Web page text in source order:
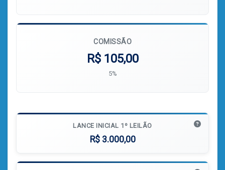
COMISSÃO
R$ 105,00
5%
LANCE INICIAL 1º LEILÃO
R$ 3.000,00